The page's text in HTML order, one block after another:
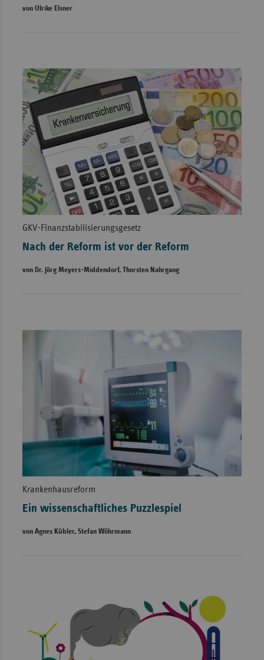
von Ulrike Elsner
GKV-Finanzstabilisierungsgesetz
Nach der Reform ist vor der Reform
von Dr. Jörg Meyers-Middendorf, Thorsten Nahrgang
Krankenhausreform
Ein wissenschaftliches Puzzlespiel
von Agnes Kübler, Stefan Wöhrmann